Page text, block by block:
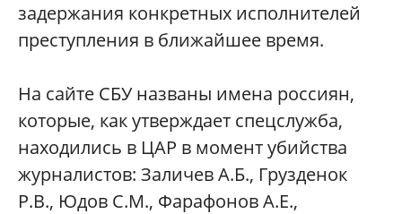
задержания конкретных исполнителей
преступления в ближайшее время.
На сайте СБУ названы имена россиян,
которые, как утверждает спецслужба,
находились в ЦАР в момент убийства
журналистов: Заличев А.Б., Грузденок
Р.В., Юдов С.М., Фарафонов А.Е.,